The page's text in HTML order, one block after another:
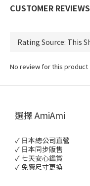
CUSTOMER REVIEWS
No review for this product
選擇 AmiAmi
✓ 日本總公司直營
✓ 日本同步販售
✓ 七天安心鑑賞
✓ 免費尺寸更換